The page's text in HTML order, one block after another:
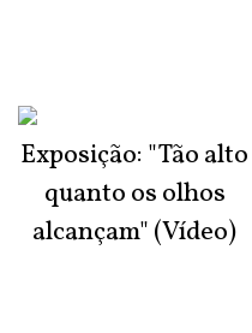
Exposição: "Tão alto
quanto os olhos
alcançam" (Vídeo)